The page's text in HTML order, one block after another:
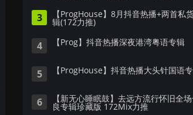
3 【ProgHouse】8月抖音热播+两首私
辑(172力推)
4 【Prog】抖音热播深夜港湾粤语专辑
5 【ProgHouse】抖音热播大头针国语
6 【新无心睡眠鼓】去远方流行怀旧全
良专辑珍藏版 172Mix力推